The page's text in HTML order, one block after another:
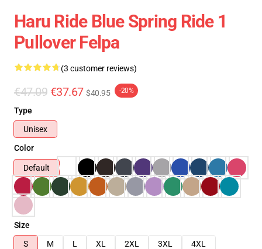
Haru Ride Blue Spring Ride 1
Pullover Felpa
(3 customer reviews)
€47.09 €37.67 $40.95 -20%
Type
Unisex
Color
Default
Size
S
M L XL 2XL 3XL
4XL